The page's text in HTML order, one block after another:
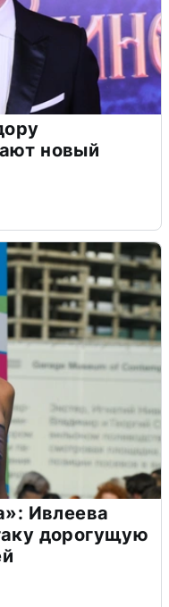
новый
Ивлеева
дорогущую